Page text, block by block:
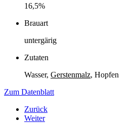
16,5%
Brauart
untergärig
Zutaten
Wasser, Gerstenmalz, Hopfen
Zum Datenblatt
Zurück
Weiter